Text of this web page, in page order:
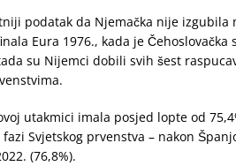
podatak da Njemačka nije
Eura 1976., kada je
su Nijemci dobili svih šest
utakmici imala posjed lopte od
Svjetskog prvenstva – nakon
(76,8%).